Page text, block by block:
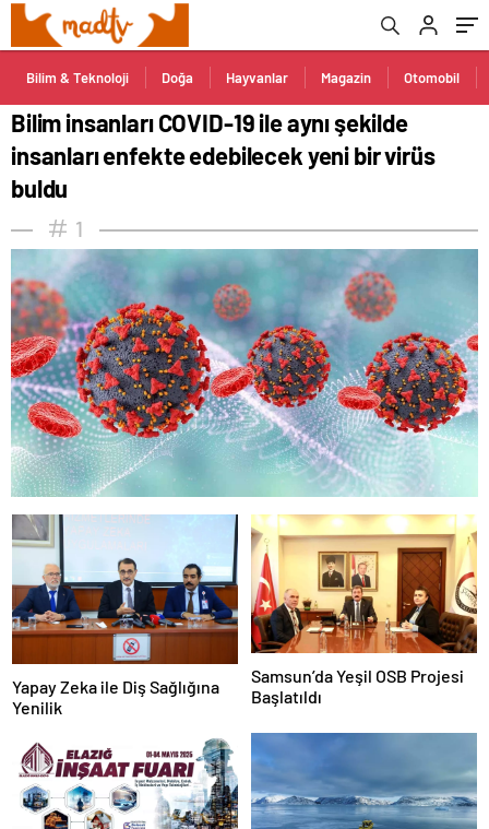
Bilim & Teknoloji Doğa Hayvanlar Magazin Otomobil
buldu
Bilim insanları COVID-19 ile aynı şekilde
insanları enfekte edebilecek yeni bir virüs
buldu
1
Yapay Zeka ile Diş Sağlığına
Yenilik
Samsun’da Yeşil OSB Projesi
Başlatıldı